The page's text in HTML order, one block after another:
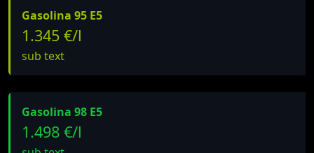
Gasolina 95 E5
1.345 €/l
sub text
Gasolina 98 E5
1.498 €/l